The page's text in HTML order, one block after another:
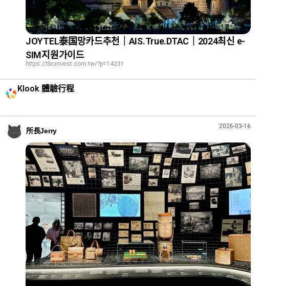
JOYTEL泰国망카드추천｜AIS.True.DTAC｜2024최신 e-
SIM지원가이드
https://tbcinvest.com.tw/?p=14231
Klook 體驗行程
所長Jerry
2026-03-16